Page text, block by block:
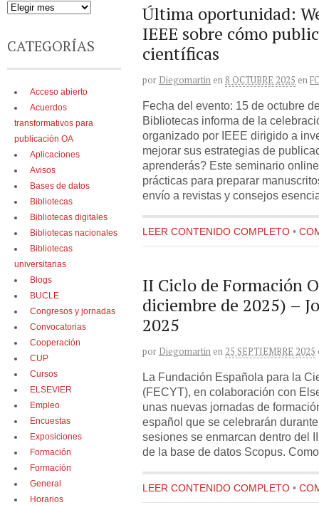
Última oportunidad:
IEEE sobre cómo
científicas
por Diegomartin en 8 OCTUBRE 2025 en
Fecha del evento: 15 de octubre
Bibliotecas informa de la
organizado por IEEE dirigido a
mejorar sus estrategias de
aprenderás? Este seminario
prácticas para preparar
envío a revistas y consejos
LEER CONTENIDO COMPLETO •
II Ciclo de Formación
diciembre de 2025) –
2025
por Diegomartin en 25 SEPTIEMBRE 2025
La Fundación Española para la
(FECYT), en colaboración con
unas nuevas jornadas de
español que se celebrarán
sesiones se enmarcan dentro del
de la base de datos Scopus.
LEER CONTENIDO COMPLETO •
CATEGORÍAS
Acceso abierto
Acuerdos
transformativos para
publicación OA
Aplicaciones
Avisos
Bases de datos
Bibliotecas
Bibliotecas digitales
Bibliotecas nacionales
Bibliotecas
universitarias
Blogs
BUCLE
Congresos y jornadas
Convocatorias
Cooperación
CUP
Cursos
ELSEVIER
Empleo
Encuestas
Exposiciones
Formación
Formación
General
Horarios